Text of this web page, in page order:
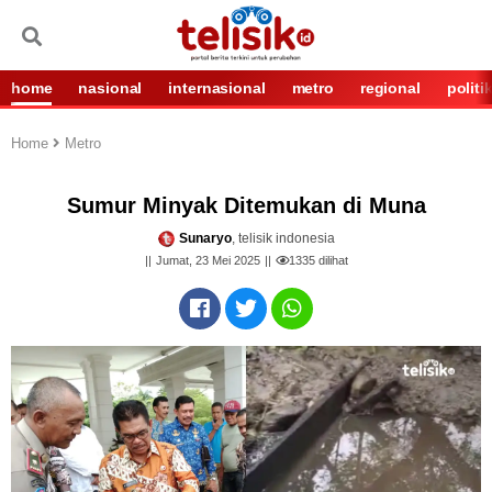
home nasional internasional metro regional politik
Home Metro
Sumur Minyak Ditemukan di Muna
Sunaryo, telisik indonesia
Jumat, 23 Mei 2025 1335dilihat